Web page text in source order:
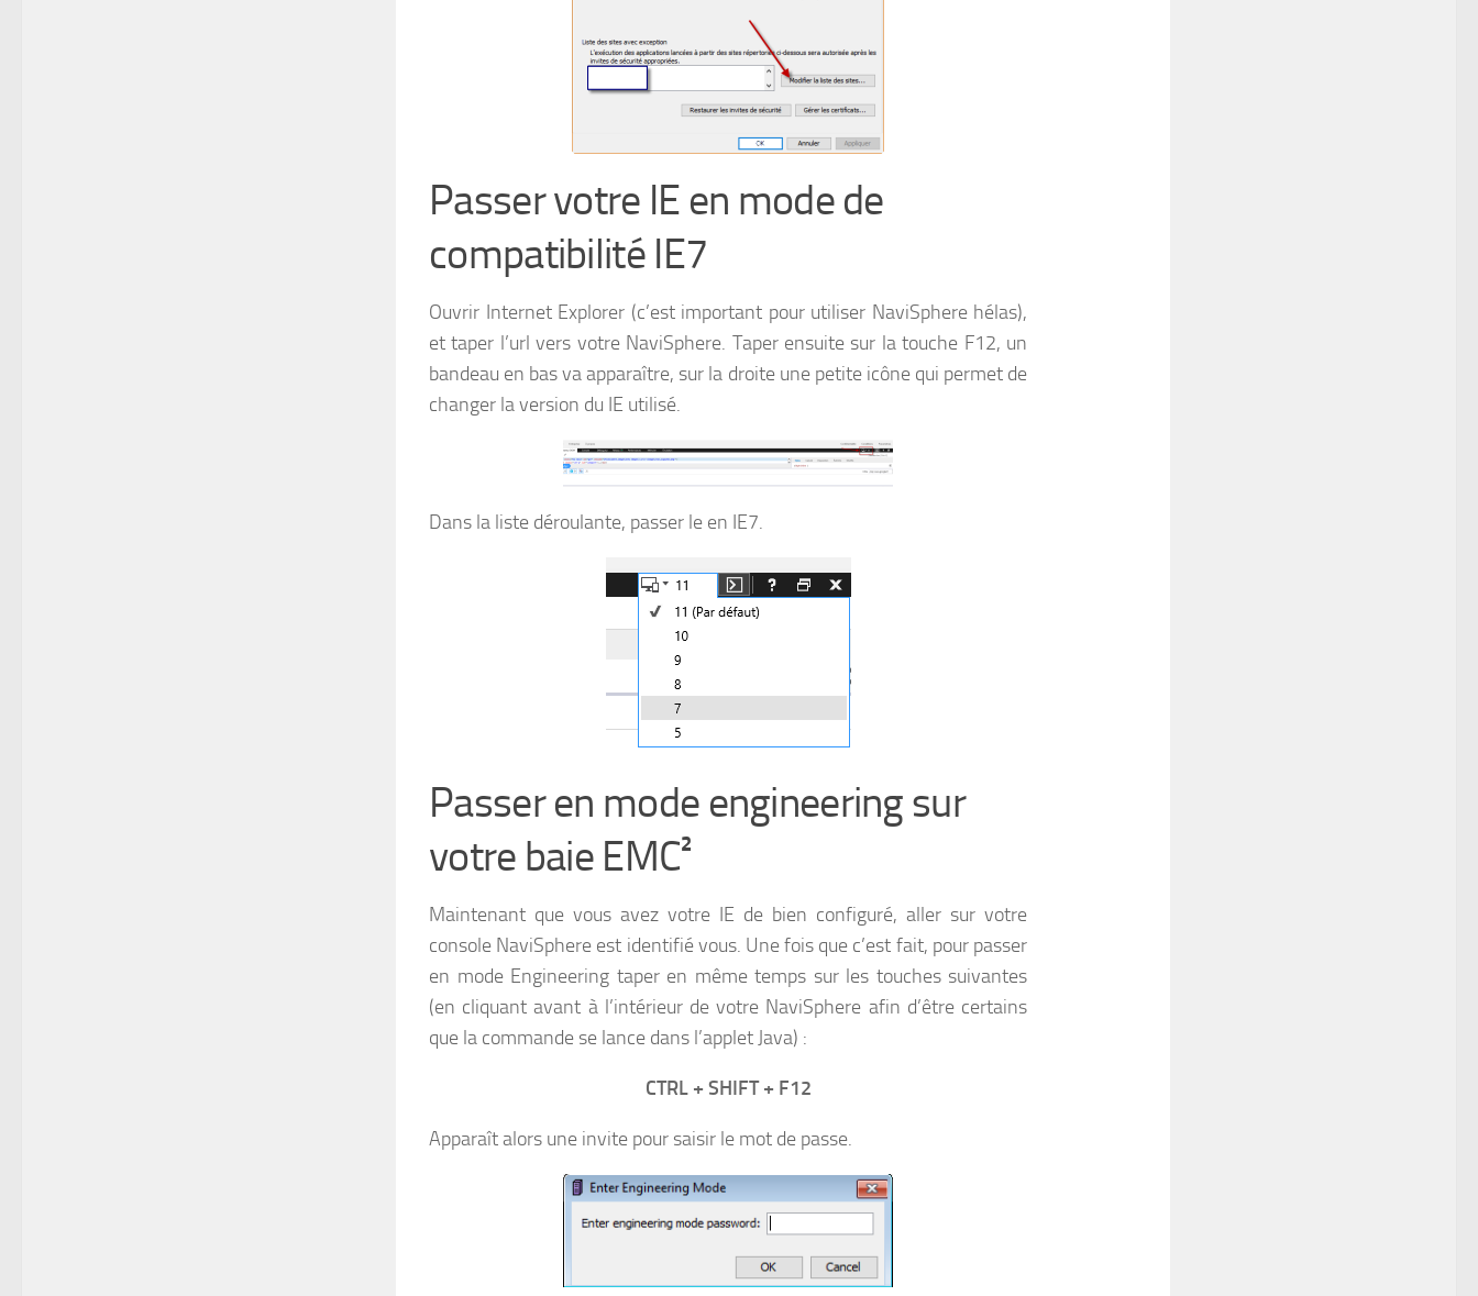
Passer votre IE en mode de
compatibilité IE7
Ouvrir Internet Explorer (c’est important pour utiliser NaviSphere hélas),
et taper l’url vers votre NaviSphere. Taper ensuite sur la touche F12, un
bandeau en bas va apparaître, sur la droite une petite icône qui permet de
changer la version du IE utilisé.
Dans la liste déroulante, passer le en IE7.
Passer en mode engineering sur
votre baie EMC²
Maintenant que vous avez votre IE de bien configuré, aller sur votre
console NaviSphere est identifié vous. Une fois que c’est fait, pour passer
en mode Engineering taper en même temps sur les touches suivantes
(en cliquant avant à l’intérieur de votre NaviSphere afin d’être certains
que la commande se lance dans l’applet Java) :
CTRL + SHIFT + F12
Apparaît alors une invite pour saisir le mot de passe.